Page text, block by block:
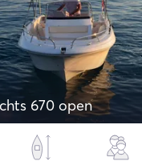
670 open